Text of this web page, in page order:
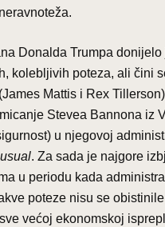
Donalda Trumpa donijelo
kolebljivih poteza, ali čini
Mattis i Rex
Stevea Bannona iz
u njegovoj
. Za sada je najgore
u periodu kada
poteze nisu se
većoj ekonomskoj